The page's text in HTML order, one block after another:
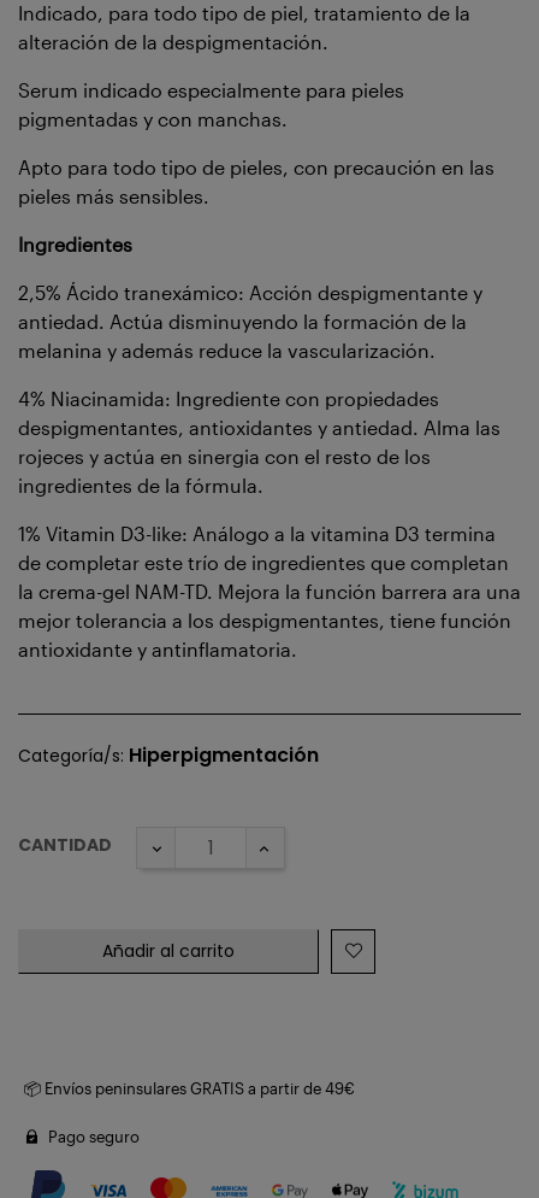
Indicado, para todo tipo de piel, tratamiento de la
alteración de la despigmentación.
Serum indicado especialmente para pieles
pigmentadas y con manchas.
Apto para todo tipo de pieles, con precaución en las
pieles más sensibles.
Ingredientes
2,5% Ácido tranexámico: Acción despigmentante y
antiedad. Actúa disminuyendo la formación de la
melanina y además reduce la vascularización.
4% Niacinamida: Ingrediente con propiedades
despigmentantes, antioxidantes y antiedad. Alma las
rojeces y actúa en sinergia con el resto de los
ingredientes de la fórmula.
1% Vitamin D3-like: Análogo a la vitamina D3 termina
de completar este trío de ingredientes que completan
la crema-gel NAM-TD. Mejora la función barrera ara una
mejor tolerancia a los despigmentantes, tiene función
antioxidante y antinflamatoria.
Categoría/s: Hiperpigmentación
CANTIDAD
Añadir al carrito
📦 Envíos peninsulares GRATIS a partir de 49€
Pago seguro